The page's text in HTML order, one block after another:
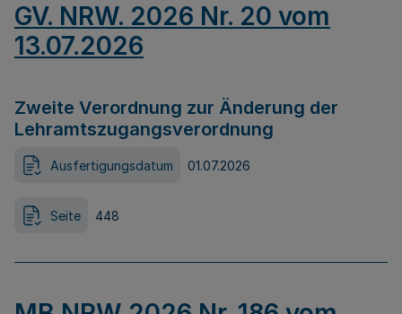
GV. NRW. 2026 Nr. 20 vom
13.07.2026
Zweite Verordnung zur Änderung der
Lehramtszugangsverordnung
Ausfertigungsdatum 01.07.2026
Seite 448